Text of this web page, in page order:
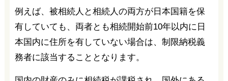
例えば、被相続人と相続人の両方が日本国籍を保
有していても、両者とも相続開始前10年以内に日
本国内に住所を有していない場合は、制限納税義
務者に該当することとなります。